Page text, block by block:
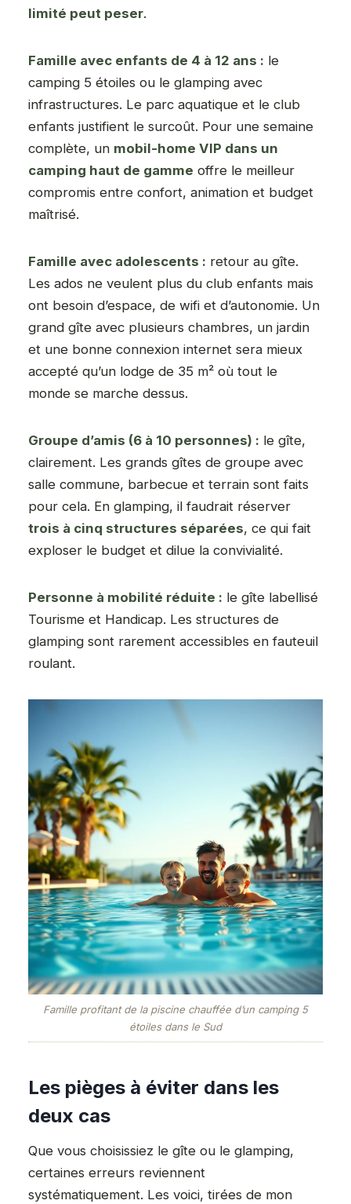
limité peut peser.
Famille avec enfants de 4 à 12 ans : le
camping 5 étoiles ou le glamping avec
infrastructures. Le parc aquatique et le club
enfants justifient le surcoût. Pour une semaine
complète, un mobil-home VIP dans un
camping haut de gamme offre le meilleur
compromis entre confort, animation et budget
maîtrisé.
Famille avec adolescents : retour au gîte.
Les ados ne veulent plus du club enfants mais
ont besoin d’espace, de wifi et d’autonomie. Un
grand gîte avec plusieurs chambres, un jardin
et une bonne connexion internet sera mieux
accepté qu’un lodge de 35 m² où tout le
monde se marche dessus.
Groupe d’amis (6 à 10 personnes) : le gîte,
clairement. Les grands gîtes de groupe avec
salle commune, barbecue et terrain sont faits
pour cela. En glamping, il faudrait réserver
trois à cinq structures séparées, ce qui fait
exploser le budget et dilue la convivialité.
Personne à mobilité réduite : le gîte labellisé
Tourisme et Handicap. Les structures de
glamping sont rarement accessibles en fauteuil
roulant.
Famille profitant de la piscine chauffée d’un camping 5
étoiles dans le Sud
Les pièges à éviter dans les
deux cas
Que vous choisissiez le gîte ou le glamping,
certaines erreurs reviennent
systématiquement. Les voici, tirées de mon